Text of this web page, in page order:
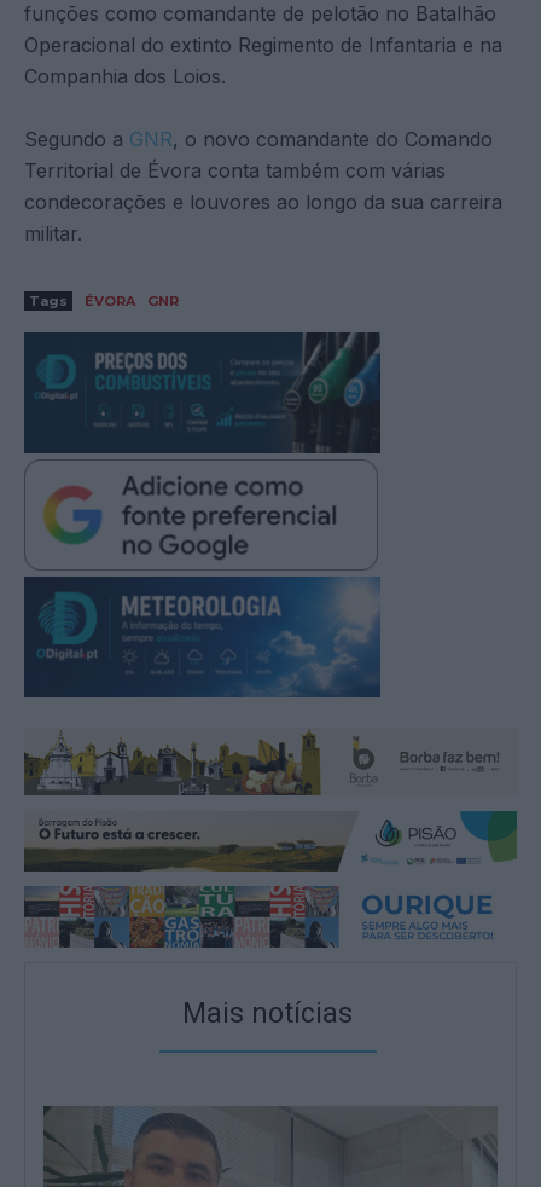
funções como comandante de pelotão no Batalhão
Operacional do extinto Regimento de Infantaria e na
Companhia dos Loios.
Segundo a GNR, o novo comandante do Comando
Territorial de Évora conta também com várias
condecorações e louvores ao longo da sua carreira
militar.
Tags ÉVORA GNR
Mais notícias